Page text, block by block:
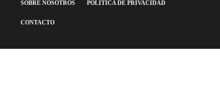
SOBRE NOSOTROS POLÍTICA DE PRIVACIDAD
CONTACTO